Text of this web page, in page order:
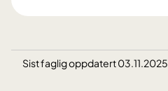
Sist faglig oppdatert 03.11.2025